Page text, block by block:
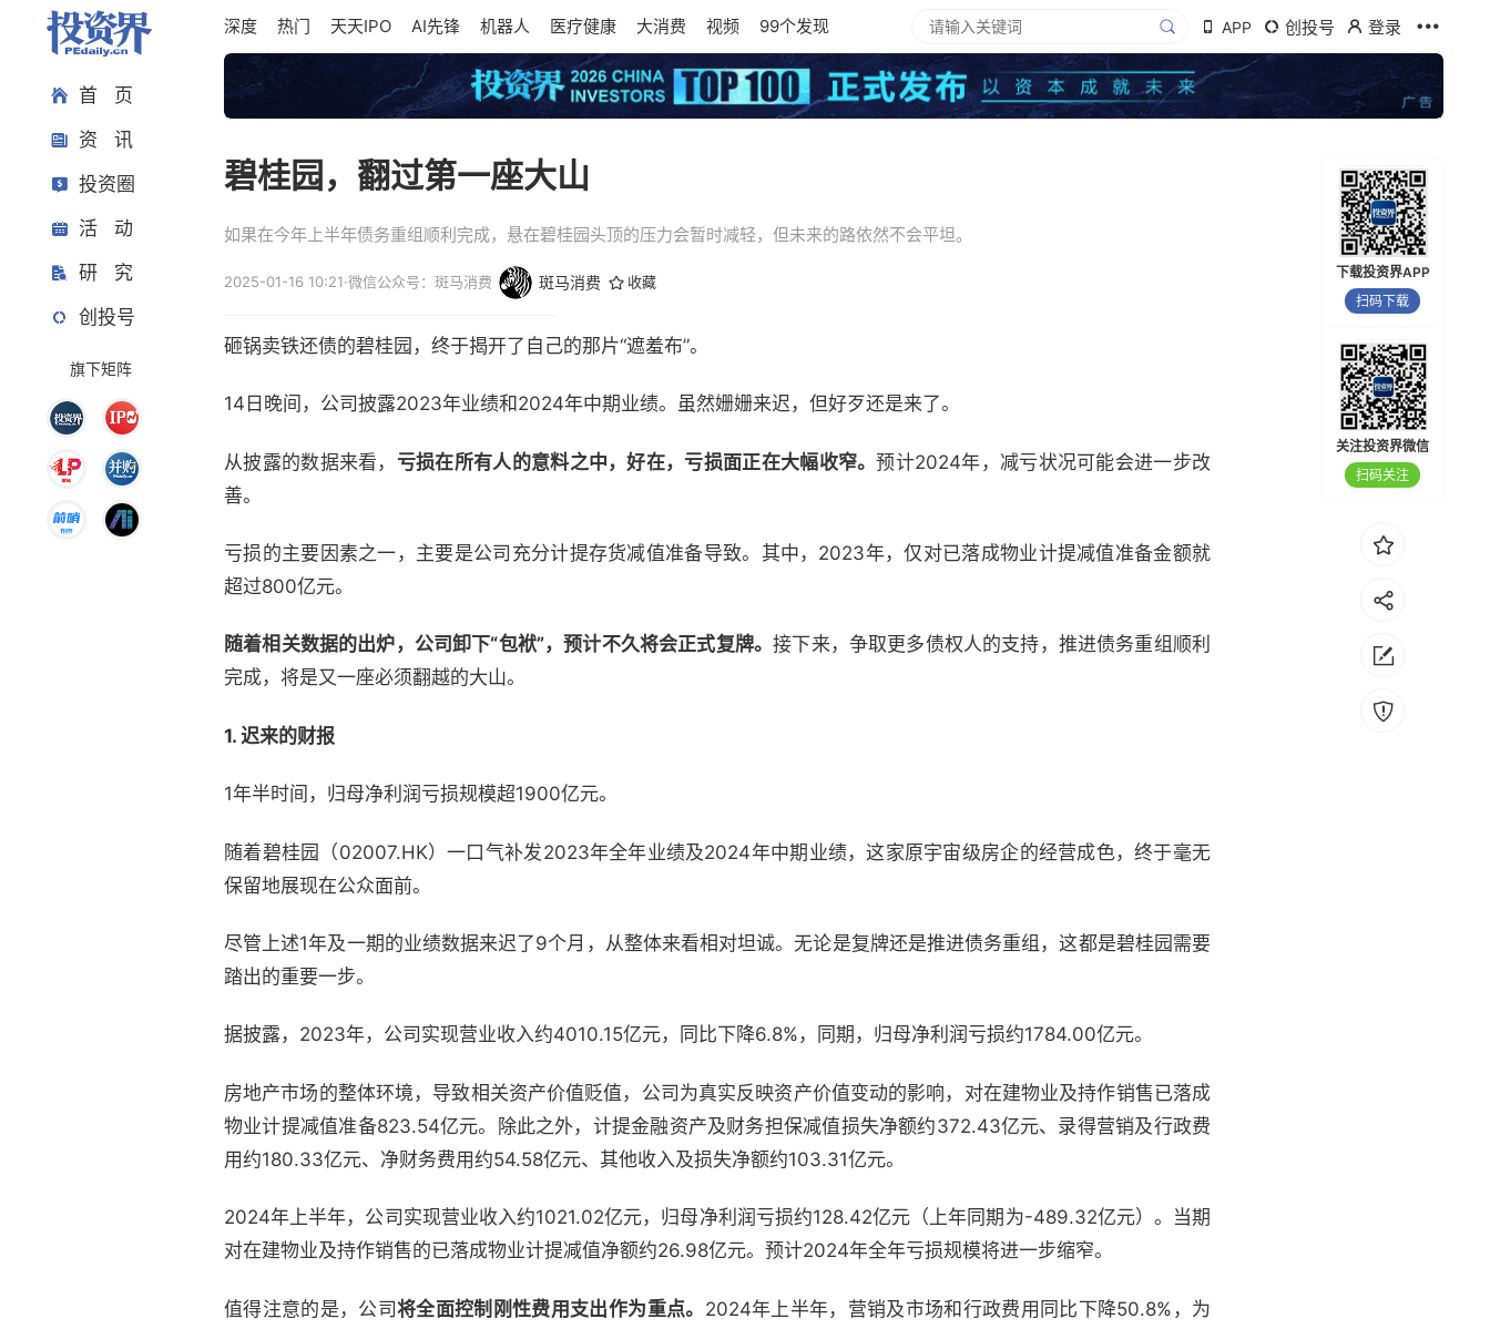
首 页
资 讯
投资圈
活 动
研 究
创投号
旗下矩阵
深度 热门 天天IPO AI先锋 机器人 医疗健康 大消费 视频 99个发现 APP 创投号 登录
碧桂园，翻过第一座大山
如果在今年上半年债务重组顺利完成，悬在碧桂园头顶的压力会暂时减轻，但未来的路依然不会平坦。
2025-01-16 10:21·微信公众号：斑马消费 斑马消费 收藏
砸锅卖铁还债的碧桂园，终于揭开了自己的那片“遮羞布”。
14日晚间，公司披露2023年业绩和2024年中期业绩。虽然姗姗来迟，但好歹还是来了。
从披露的数据来看， 亏损在所有人的意料之中，好在，亏损面正在大幅收窄。预计2024年，减亏状况可能会进一步改
善。
亏损的主要因素之一，主要是公司充分计提存货减值准备导致。其中，2023年，仅对已落成物业计提减值准备金额就
超过800亿元。
随着相关数据的出炉，公司卸下“包袱”，预计不久将会正式复牌。接下来，争取更多债权人的支持，推进债务重组顺利
完成，将是又一座必须翻越的大山。
1. 迟来的财报
1年半时间，归母净利润亏损规模超1900亿元。
随着碧桂园（02007.HK）一口气补发2023年全年业绩及2024年中期业绩，这家原宇宙级房企的经营成色，终于毫无
保留地展现在公众面前。
尽管上述1年及一期的业绩数据来迟了9个月，从整体来看相对坦诚。无论是复牌还是推进债务重组，这都是碧桂园需要
踏出的重要一步。
据披露，2023年，公司实现营业收入约4010.15亿元，同比下降6.8%，同期，归母净利润亏损约1784.00亿元。
房地产市场的整体环境，导致相关资产价值贬值，公司为真实反映资产价值变动的影响，对在建物业及持作销售已落成
物业计提减值准备823.54亿元。除此之外，计提金融资产及财务担保减值损失净额约372.43亿元、录得营销及行政费
用约180.33亿元、净财务费用约54.58亿元、其他收入及损失净额约103.31亿元。
2024年上半年，公司实现营业收入约1021.02亿元，归母净利润亏损约128.42亿元（上年同期为-489.32亿元）。当期
对在建物业及持作销售的已落成物业计提减值净额约26.98亿元。预计2024年全年亏损规模将进一步缩窄。
值得注意的是，公司将全面控制刚性费用支出作为重点。 2024年上半年，营销及市场和行政费用同比下降50.8%，为
下载投资界APP
扫码下载
关注投资界微信
扫码关注